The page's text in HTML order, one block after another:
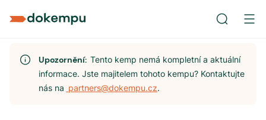
Upozornění:Tento kemp nemá kompletní a aktuální
informace. Jste majitelem tohoto kempu? Kontaktujte
nás na partners@dokempu.cz.